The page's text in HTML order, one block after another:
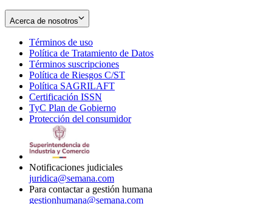
Acerca de nosotros
Términos de uso
in
new
window
Política de Tratamiento de Datos
Términos suscripciones
in
Política de Riesgos C/ST
Política SAGRILAFT
new
window
Certificación ISSN
in
new
TyC Plan de Gobierno
in
Protección del consumidorOpens
Notificaciones judiciales
juridica@semana.com
Para contactar a gestión humana
gestionhumana@semana.com